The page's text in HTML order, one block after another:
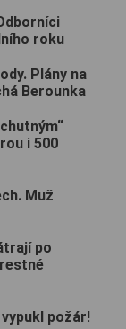
roku
Plány na
Berounka
i 500
Muž
po
požár!